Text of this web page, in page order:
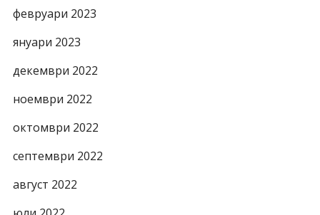
февруари 2023
януари 2023
декември 2022
ноември 2022
октомври 2022
септември 2022
август 2022